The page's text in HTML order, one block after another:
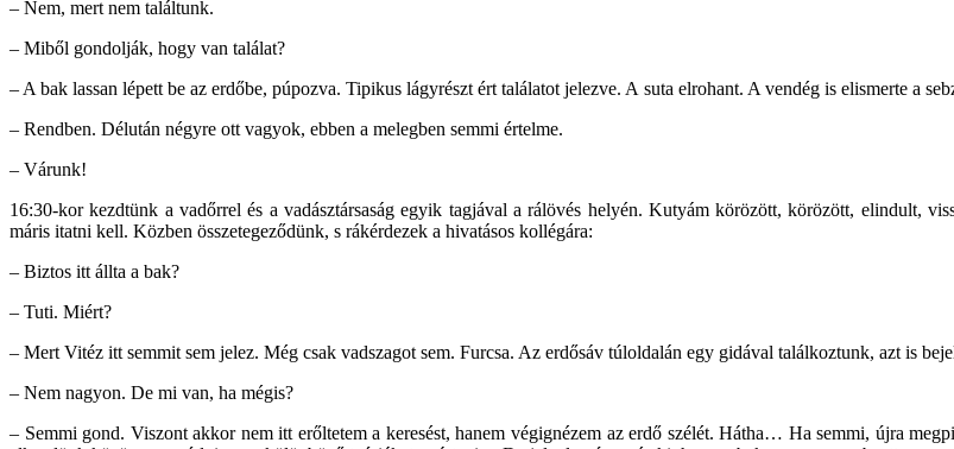
– Nem, mert nem találtunk.
– Miből gondolják, hogy van találat?
– A bak lassan lépett be az erdőbe, púpozva. Tipikus lágyrészt ért találatot jelezve. A suta elrohant. A vendég is elismerte a
– Rendben. Délután négyre ott vagyok, ebben a melegben semmi értelme.
– Várunk!
16:30-kor kezdtünk a vadőrrel és a vadásztársaság egyik tagjával a rálövés helyén. Kutyám körözött, körözött, elindult,
máris itatni kell. Közben összetegeződünk, s rákérdezek a hivatásos kollégára:
– Biztos itt állta a bak?
– Tuti. Miért?
– Mert Vitéz itt semmit sem jelez. Még csak vadszagot sem. Furcsa. Az erdősáv túloldalán egy gidával találkoztunk, azt is
– Nem nagyon. De mi van, ha mégis?
– Semmi gond. Viszont akkor nem itt erőltetem a keresést, hanem végignézem az erdő szélét. Hátha… Ha semmi, újra